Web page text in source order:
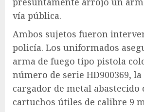
vía pública.
Ambos sujetos fueron
policía. Los uniformados
arma de fuego tipo pistola
número de serie HD900369,
cargador de metal abastecido
cartuchos útiles de calibre 9